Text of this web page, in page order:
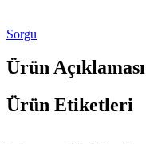
Sorgu
Ürün Açıklaması
Ürün Etiketleri